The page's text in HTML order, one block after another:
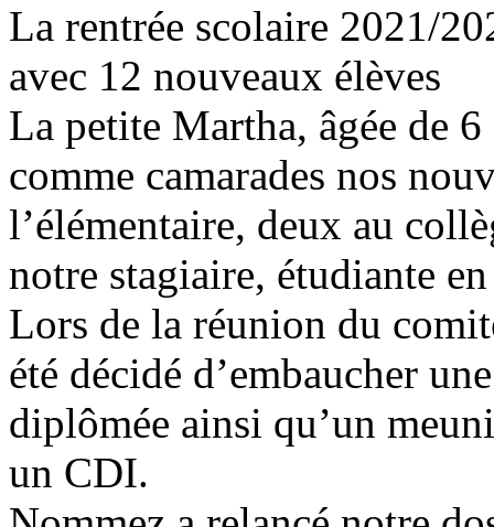
La rentrée scolaire 2021/
avec 12 nouveaux élèves
La petite Martha, âgée de
comme camarades nos
l’élémentaire, deux au
notre stagiaire, étudiante
Lors de la réunion du
été décidé d’embaucher
diplômée ainsi qu’un
un CDI.